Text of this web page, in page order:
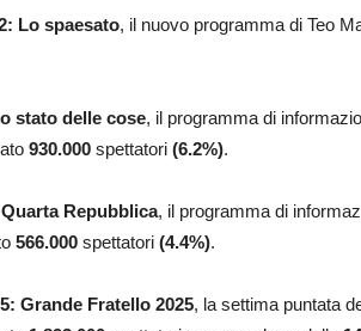
Lo spaesato, il nuovo programma di Teo
stato delle cose, il programma di
930.000 spettatori (6.2%).
Repubblica, il programma di
566.000 spettatori (4.4%).
Grande Fratello 2025, la settima puntata